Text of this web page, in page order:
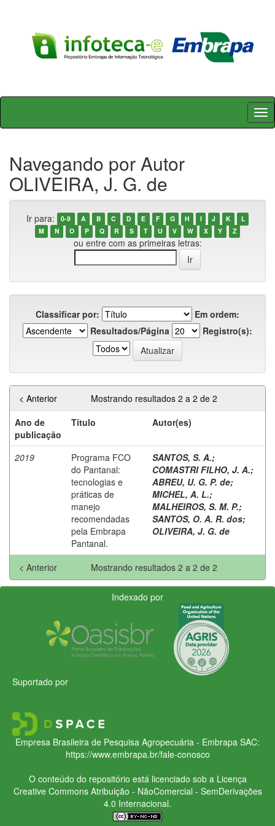
Skip
Navegando por Autor
OLIVEIRA, J. G. de
Ir para: 0-9 A B C D E F G H I J K
L
M
N O P Q R S T U V W X Y Z
ou entre com as primeiras letras:
Classificar por:
Em ordem:
Resultados/Página
Registro(s):
Mostrando resultados 2 a 2 de 2
< Anterior
Ano de
publicação
Título Autor(es)
2019
Programa FCO
do Pantanal:
tecnologias e
práticas de
manejo
recomendadas
pela Embrapa
Pantanal.
SANTOS, S. A.;
COMASTRI FILHO, J. A.;
ABREU, U. G. P. de;
MICHEL, A. L.;
MALHEIROS, S. M. P.;
SANTOS, O. A. R. dos;
OLIVEIRA, J. G. de
Mostrando resultados 2 a 2 de 2
< Anterior
Indexado por
Suportado por
Empresa Brasileira de Pesquisa Agropecuária - Embrapa SAC:
https://www.embrapa.br/fale-conosco
O conteúdo do repositório está licenciado sob a Licença
Creative CommonsAtribuição - NãoComercial - SemDerivações
4.0 Internacional.